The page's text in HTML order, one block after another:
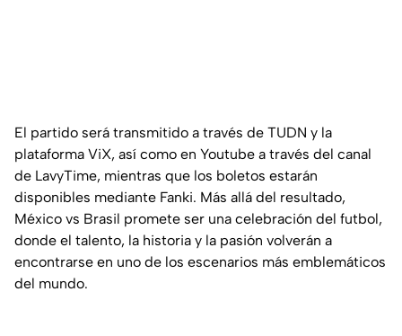
El partido será transmitido a través de TUDN y la
plataforma ViX, así como en Youtube a través del canal
de LavyTime, mientras que los boletos estarán
disponibles mediante Fanki. Más allá del resultado,
México vs Brasil promete ser una celebración del futbol,
donde el talento, la historia y la pasión volverán a
encontrarse en uno de los escenarios más emblemáticos
del mundo.